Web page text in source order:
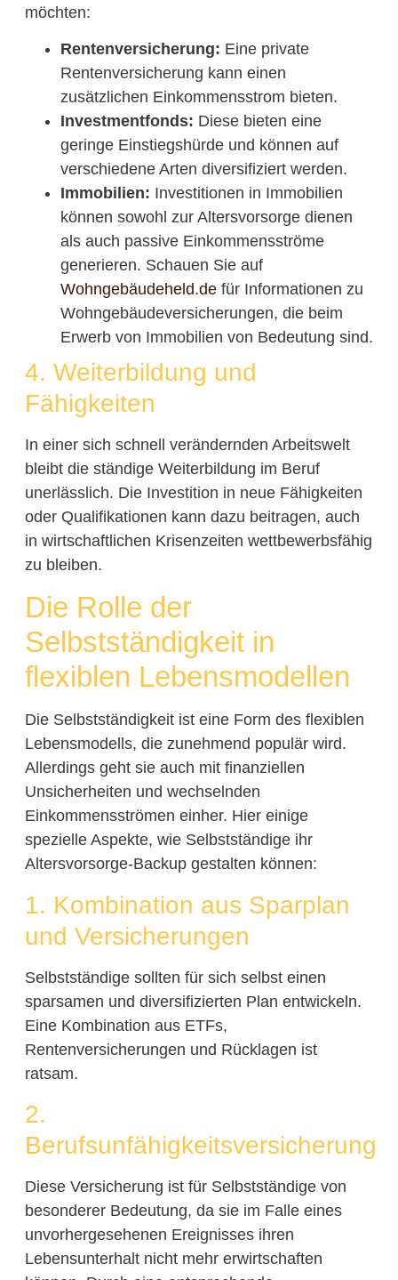
möchten:
Rentenversicherung: Eine private
Rentenversicherung kann einen
zusätzlichen Einkommensstrom bieten.
Investmentfonds: Diese bieten eine
geringe Einstiegshürde und können auf
verschiedene Arten diversifiziert werden.
Immobilien: Investitionen in Immobilien
können sowohl zur Altersvorsorge dienen
als auch passive Einkommensströme
generieren. Schauen Sie auf
Wohngebäudeheld.defür Informationen zu
Wohngebäudeversicherungen, die beim
Erwerb von Immobilien von Bedeutung sind.
4. Weiterbildung und
Fähigkeiten
In einer sich schnell verändernden Arbeitswelt
bleibt die ständige Weiterbildung im Beruf
unerlässlich. Die Investition in neue Fähigkeiten
oder Qualifikationen kann dazu beitragen, auch
in wirtschaftlichen Krisenzeiten wettbewerbsfähig
zu bleiben.
Die Rolle der
Selbstständigkeit in
flexiblen Lebensmodellen
Die Selbstständigkeit ist eine Form des flexiblen
Lebensmodells, die zunehmend populär wird.
Allerdings geht sie auch mit finanziellen
Unsicherheiten und wechselnden
Einkommensströmen einher. Hier einige
spezielle Aspekte, wie Selbstständige ihr
Altersvorsorge-Backup gestalten können:
1. Kombination aus Sparplan
und Versicherungen
Selbstständige sollten für sich selbst einen
sparsamen und diversifizierten Plan entwickeln.
Eine Kombination aus ETFs,
Rentenversicherungen und Rücklagen ist
ratsam.
2.
Berufsunfähigkeitsversicherung
Diese Versicherung ist für Selbstständige von
besonderer Bedeutung, da sie im Falle eines
unvorhergesehenen Ereignisses ihren
Lebensunterhalt nicht mehr erwirtschaften